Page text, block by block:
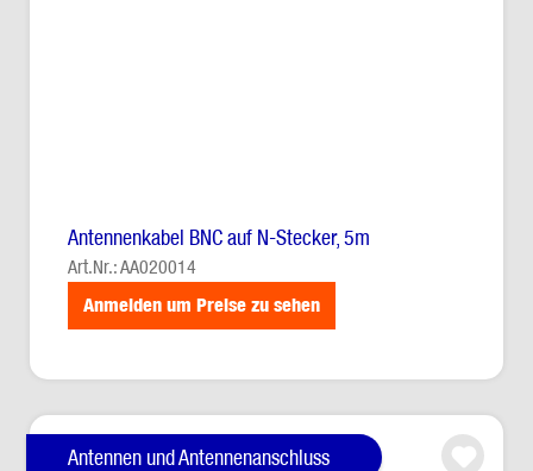
Antennenkabel BNC auf N-Stecker, 5m
Art.Nr.: AA020014
Anmelden um Preise zu sehen
Antennen und Antennenanschluss